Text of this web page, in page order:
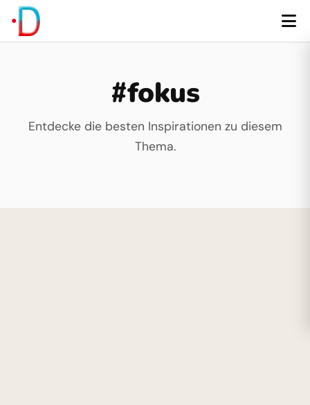
#fokus
Entdecke die besten Inspirationen zu diesem
Thema.